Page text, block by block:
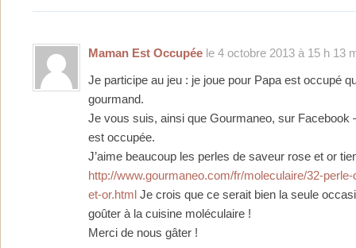
Maman Est Occupée le 4 octobre 2013 à 15 h 13
Je participe au jeu : je joue pour Papa est occupé
gourmand.
Je vous suis, ainsi que Gourmaneo, sur Facebook
est occupée.
J’aime beaucoup les perles de saveur rose et or
http://www.gourmaneo.com/fr/moleculaire/32-
et-or.html Je crois que ce serait bien la seule
goûter à la cuisine moléculaire !
Merci de nous gâter !